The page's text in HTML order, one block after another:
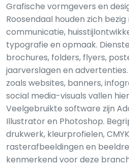
Grafische vormgevers en
Roosendaal houden zich
communicatie,
typografie en opmaak.
brochures, folders, flyers,
jaarverslagen en
zoals websites, banners,
social media-visuals vallen
Veelgebruikte software zijn
Illustrator en Photoshop.
drukwerk, kleurprofielen,
rasterafbeeldingen en
kenmerkend voor deze